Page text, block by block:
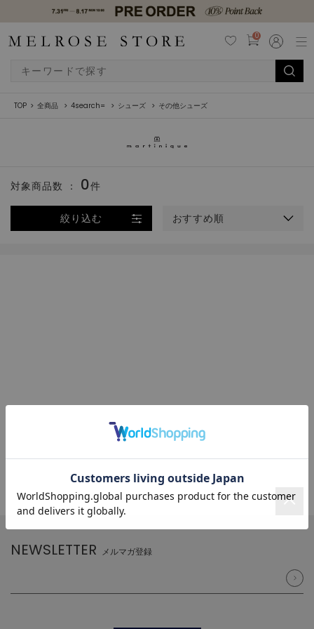
0
TOP 全商品 4search= シューズ その他シューズ
絞り込む おすすめ順
対象商品数 ： 0件
NEWSLETTER メルマガ登録